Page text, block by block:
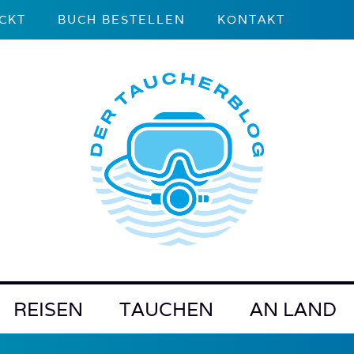
BUCH BESTELLEN KONTAKT
REISEN TAUCHEN AN LAND